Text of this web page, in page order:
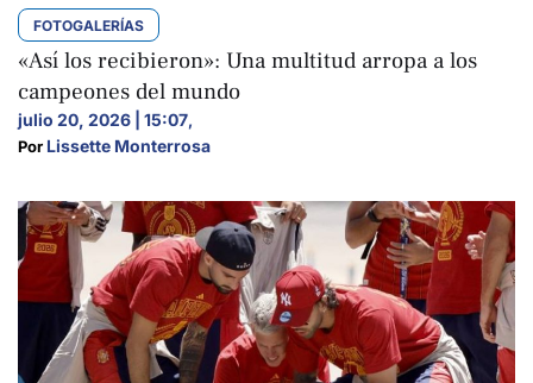
FOTOGALERÍAS
«Así los recibieron»: Una multitud arropa a los
campeones del mundo
julio 20, 2026 | 15:07,
Por Lissette Monterrosa